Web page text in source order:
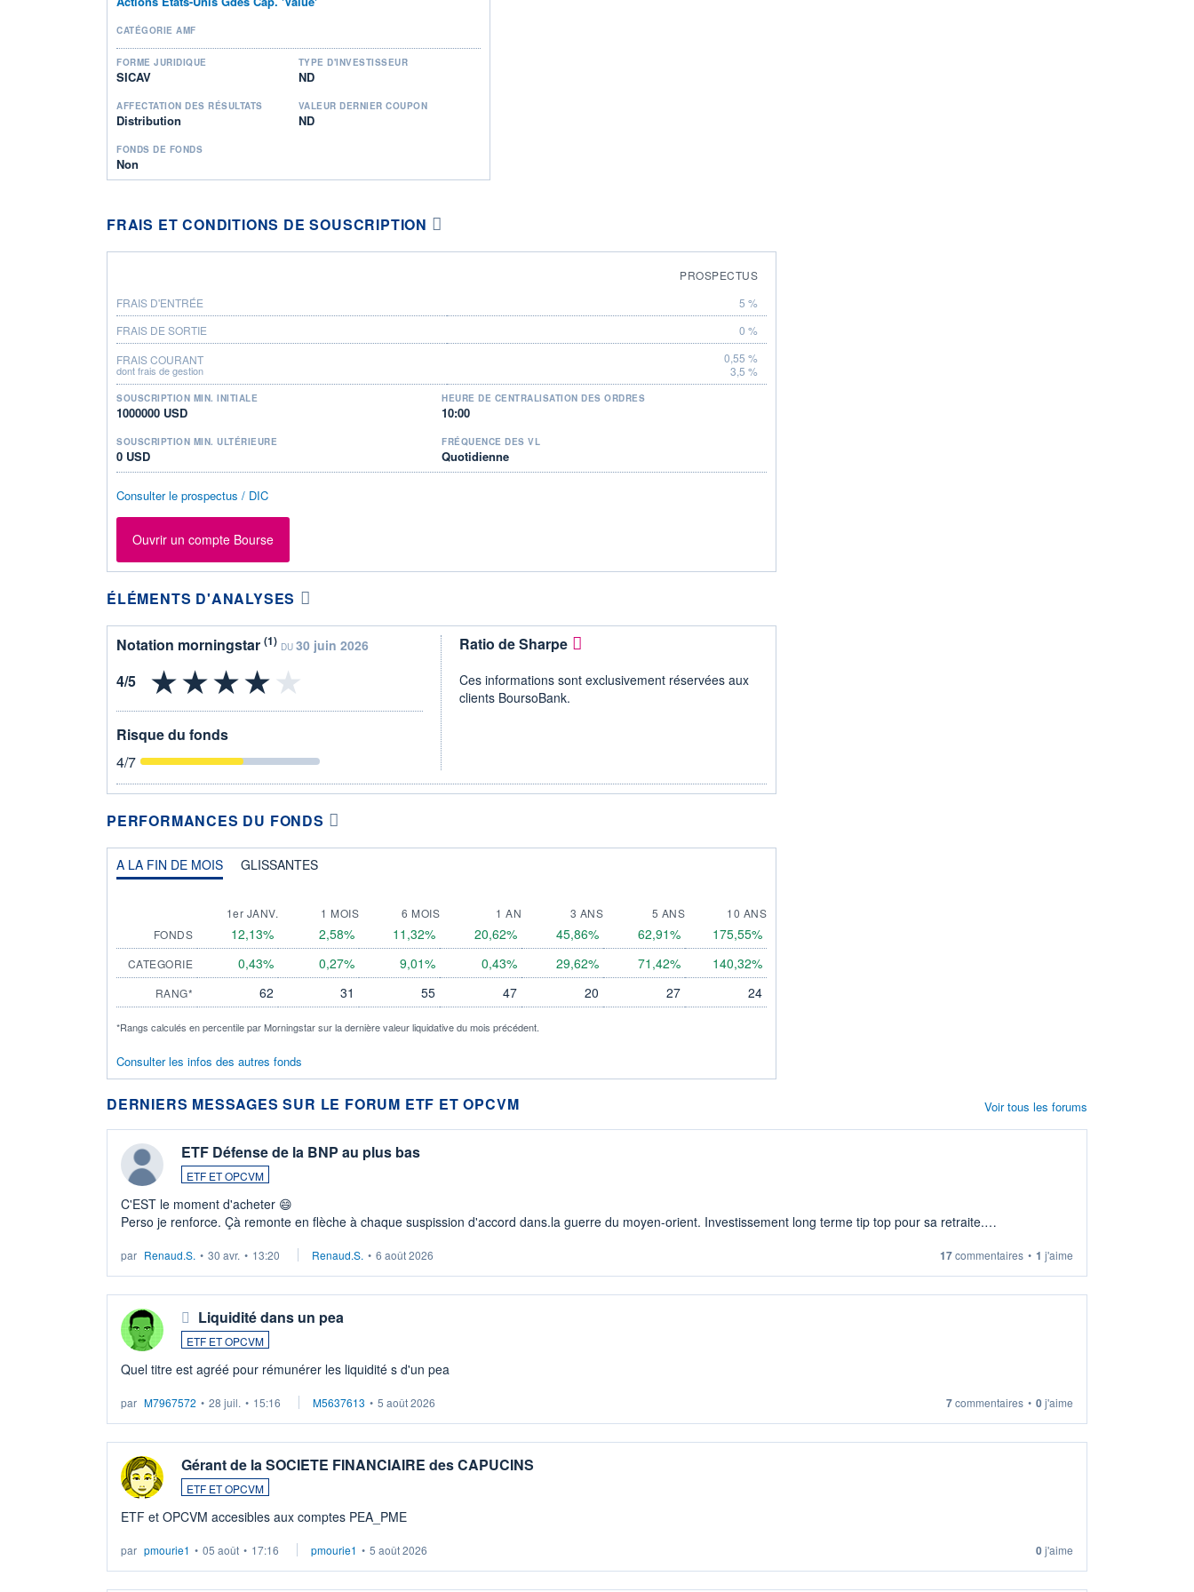
CATÉGORIE AMF
FORME JURIDIQUE
SICAV
TYPE D'INVESTISSEUR
ND
AFFECTATION DES RÉSULTATS
Distribution
VALEUR DERNIER COUPON
ND
FONDS DE FONDS
Non
FRAIS ET CONDITIONS DE SOUSCRIPTION
PROSPECTUS
FRAIS D'ENTRÉE
5 %
FRAIS DE SORTIE
0 %
FRAIS COURANT
dont frais de gestion
0,55 %
3,5 %
SOUSCRIPTION MIN. INITIALE
1000000 USD
HEURE DE CENTRALISATION DES ORDRES
10:00
SOUSCRIPTION MIN. ULTÉRIEURE
0 USD
FRÉQUENCE DES VL
Quotidienne
Consulter le prospectus / DIC
Ouvrir un compte Bourse
ÉLÉMENTS D'ANALYSES
Notation morningstar (1) DU 30 juin 2026
Risque du fonds
4/7
Ratio de Sharpe
Ces informations sont exclusivement réservées aux
clients BoursoBank.
PERFORMANCES DU FONDS
A LA FIN DE MOIS GLISSANTES
1er JANV. 1 MOIS 6 MOIS 1 AN 3 ANS 5 ANS
10 ANS
FONDS
12,13% 2,58% 11,32% 20,62% 45,86% 62,91% 175,55%
CATEGORIE 0,43% 0,27% 9,01% 0,43% 29,62% 71,42% 140,32%
RANG* 62 31 55 47 20 27 24
*Rangs calculés en percentile par Morningstar sur la dernière valeur liquidative du mois précédent.
Consulter les infos des autres fonds
DERNIERS MESSAGES SUR LE FORUM ETF ET OPCVM
ETF Défense de la BNP au plus bas
ETF ET OPCVM
C'EST le moment d'acheter 😄​
Perso je renforce. Çà remonte en flèche à chaque suspission d'accord dans.la guerre du moyen-orient. Investissement long terme tip top pour sa retraite.
par Renaud.S. • 30 avr. • 13:20 Renaud.S. • 6 août 2026 17commentaires • 1 j'aime
Liquidité dans un pea
ETF ET OPCVM
Quel titre est agréé pour rémunérer les liquidité s d'un pea
par M7967572 • 28 juil. • 15:16 M5637613 • 5 août 2026 7commentaires • 0j'aime
Gérant de la SOCIETE FINANCIAIRE des CAPUCINS
ETF ET OPCVM
ETF et OPCVM accesibles aux comptes PEA_PME
par pmourie1 • 05 août • 17:16 pmourie1 • 5 août 2026 0j'aime
Voir tous les forums